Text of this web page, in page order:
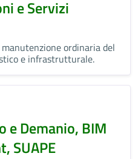
e Servizi
ordinaria del
e infrastrutturale.
e Demanio, BIM
SUAPE